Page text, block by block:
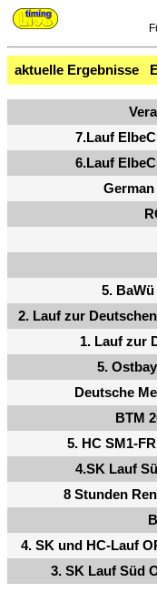
aktuelle Ergebnisse
7.Lauf
6.Lauf
5.
2. Lauf zur
1. Lauf zur
5.
Deutsche
BTM
5. HC SM1-
4.SK Lauf
8 Stunden
4. SK und HC-Lauf
3. SK Lauf Süd